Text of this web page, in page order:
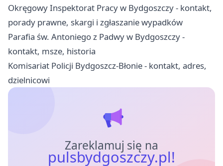
Okręgowy Inspektorat Pracy w Bydgoszczy - kontakt,
porady prawne, skargi i zgłaszanie wypadków
Parafia św. Antoniego z Padwy w Bydgoszczy -
kontakt, msze, historia
Komisariat Policji Bydgoszcz-Błonie - kontakt, adres,
dzielnicowi
Zareklamuj się na
pulsbydgoszczy.pl!